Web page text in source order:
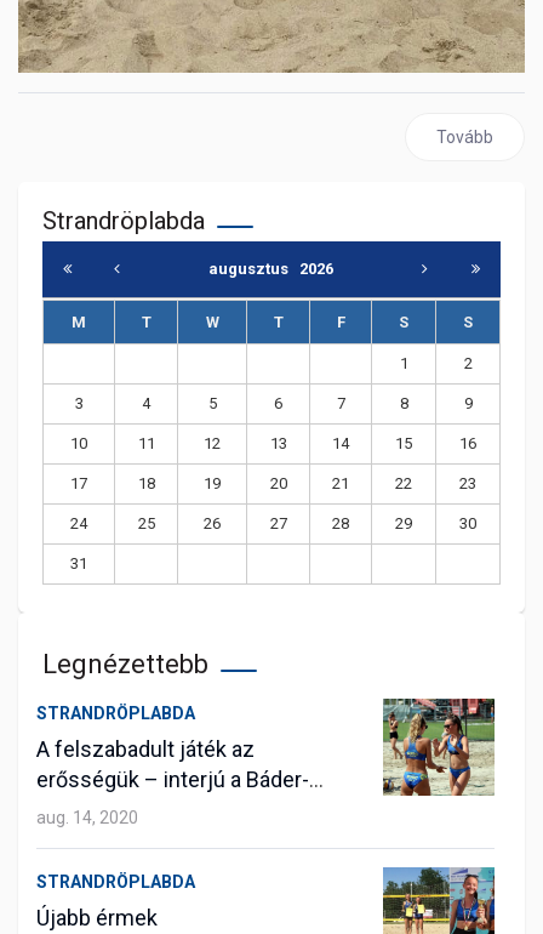
Következő
Tovább
Strandröplabda
augusztus 2026
M T W T F S S
1 2
3 4 5 6 7 8 9
10 11 12 13 14 15 16
17 18 19 20 21 22 23
24 25 26 27 28 29 30
31
Legnézettebb
STRANDRÖPLABDA
A felszabadult játék az
erősségük – interjú a Báder-
Botyánszki párossal
aug. 14, 2020
STRANDRÖPLABDA
Újabb érmek